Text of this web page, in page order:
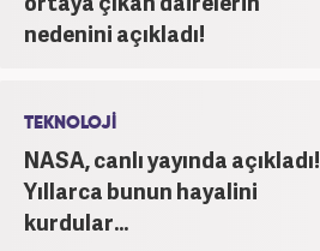
nedenini açıkladı!
TEKNOLOJİ
NASA, canlı yayında açıkladı!
Yıllarca bunun hayalini
kurdular...